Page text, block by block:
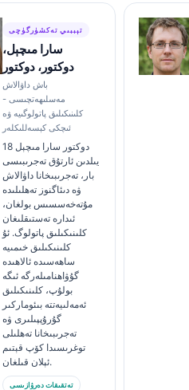
تېببىي تەكشۈرگۈچى
سارا مىچېل،
دوكتور، دوكتور
باش داۋالاش
مەسلىھەتچىسى -
كلىنىكىلىق پاتولوگىيە ۋە
ئىچكى كېسەللىكلەر
دوكتور سارا مىچېل 18
يىلدىن ئارتۇق تەجرىبىسى
بار، تەجرىبىخانا داۋالاش
ۋە دىئاگنوز تەھلىلىدە
مۇتەخەسسىس بولغان،
ئىدارە تەستىقلىغان
كلىنىكىلىق پاتولوگ. ئۇ
كلىنىكىلىق خىمىيە
ساھەسىدە ئالاھىدە
گۇۋاھنامىلەرگە ئىگە
بولۇپ، كلىنىكىلىق
ئەمەلىيەتتە بىئوماركىر
گۇرۇپپىلىرى ۋە
تەجرىبىخانا تەھلىلى
توغرىسىدا كۆپ قېتىم
ئېلان قىلغان.
تەتقىقات دەرۋازىسى